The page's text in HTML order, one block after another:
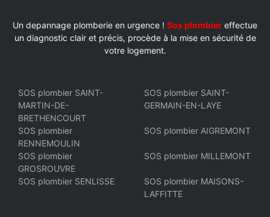
Un depannage plomberie en urgence ! Sos plombier effectue
un diagnostic clair et précis, procède à la mise en sécurité de
votre logement.
SOS plombier SAINT-
MARTIN-DE-
BRETHENCOURT
SOS plombier SAINT-
GERMAIN-EN-LAYE
SOS plombier
RENNEMOULIN
SOS plombier AIGREMONT
SOS plombier
GROSROUVRE
SOS plombier MILLEMONT
SOS plombier SENLISSE
SOS plombier MAISONS-
LAFFITTE